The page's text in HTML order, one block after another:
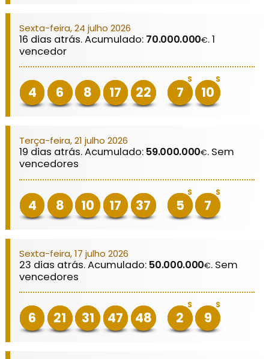
Sexta-feira, 24 julho 2026
16 dias atrás. Acumulado: 70.000.000€. 1
vencedor
4 6 8 17 22
S
7
S
10
Terça-feira, 21 julho 2026
19 dias atrás. Acumulado: 59.000.000€. Sem
vencedores
4 8 10 17 37
S
5
S
7
Sexta-feira, 17 julho 2026
23 dias atrás. Acumulado: 50.000.000€. Sem
vencedores
6 21 31 47 48
S
2
S
9